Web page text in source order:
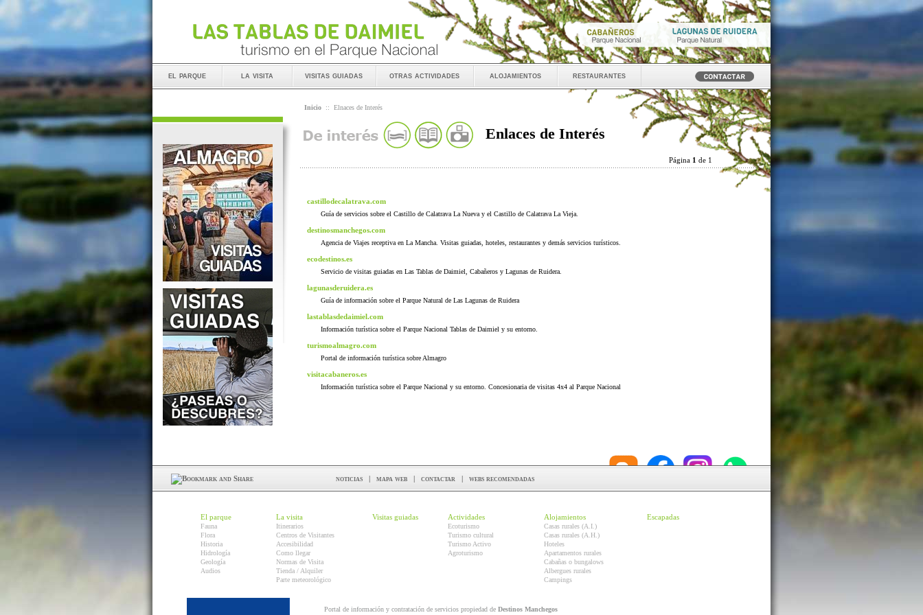
el parque la visita visitas guiadas otras actividades alojamientos restaurantes
Inicio :: Elnaces de Interés
Enlaces de Interés
Página 1 de 1
castillodecalatrava.com
Guía de servicios sobre el Castillo de Calatrava La Nueva y el Castillo de Calatrava La Vieja.
destinosmanchegos.com
Agencia de Viajes receptiva en La Mancha. Visitas guiadas, hoteles, restaurantes y demás servicios turísticos.
ecodestinos.es
Servicio de visitas guiadas en Las Tablas de Daimiel, Cabañeros y Lagunas de Ruidera.
lagunasderuidera.es
Guía de información sobre el Parque Natural de Las Lagunas de Ruidera
lastablasdedaimiel.com
Información turística sobre el Parque Nacional Tablas de Daimiel y su entorno.
turismoalmagro.com
Portal de información turística sobre Almagro
visitacabaneros.es
Información turística sobre el Parque Nacional y su entorno. Concesionaria de visitas 4x4 al Parque Nacional
noticias | mapa web | contactar | webs recomendadas
El parque
Fauna
Flora
Historia
Hidrología
Geología
Audios
La visita
Itinerarios
Centros de Visitantes
Accesibilidad
Como llegar
Normas de Visita
Tienda / Alquiler
Parte meteorológico
Visitas guiadas Actividades
Ecoturismo
Turismo cultural
Turismo Activo
Agroturismo
Alojamientos
Casas rurales (A.I.)
Casas rurales (A.H.)
Hoteles
Apartamentos rurales
Cabañas o bungalows
Albergues rurales
Campings
Escapadas
Portal de información y contratación de servicios propiedad de Destinos Manchegos